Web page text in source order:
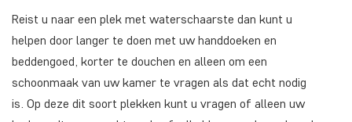
Reist u naar een plek met waterschaarste dan kunt u
helpen door langer te doen met uw handdoeken en
beddengoed, korter te douchen en alleen om een
schoonmaak van uw kamer te vragen als dat echt nodig
is. Op deze dit soort plekken kunt u vragen of alleen uw